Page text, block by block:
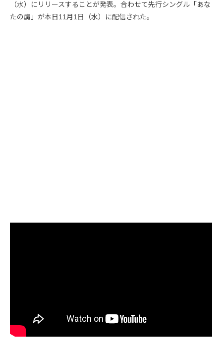
（水）にリリースすることが発表。合わせて先行シングル「あな
たの虜」が本日11月1日（水）に配信された。